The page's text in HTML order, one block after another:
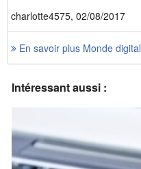
charlotte4575, 02/08/2017
En savoir plus Monde digital
Intéressant aussi :